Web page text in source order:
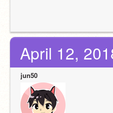
April 12,
jun50